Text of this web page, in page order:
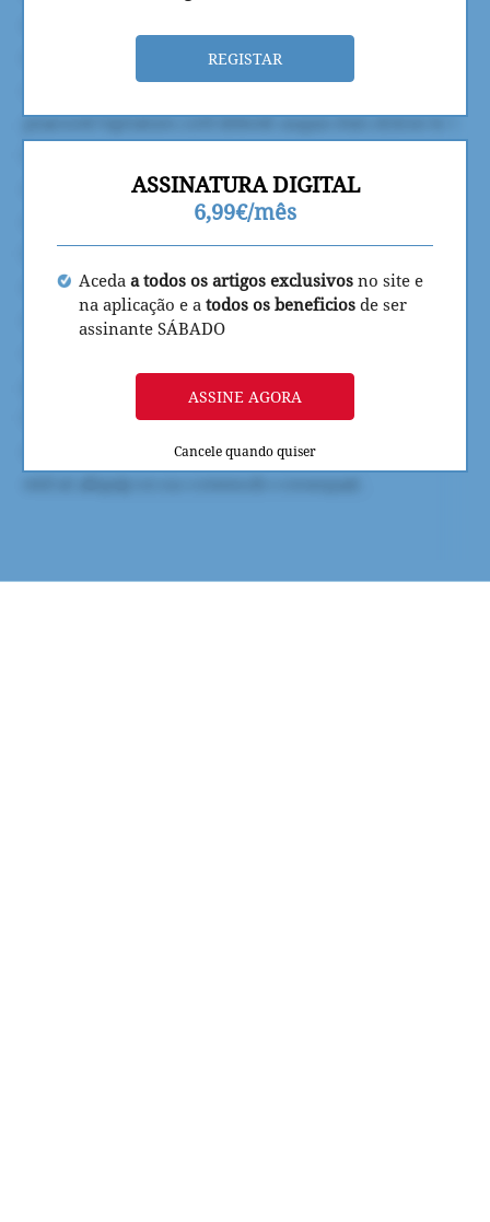
REGISTAR
ASSINATURA DIGITAL
6,99€/mês
Aceda a todos os artigos exclusivos no site e
na aplicação e a todos os beneficios de ser
assinante SÁBADO
ASSINE AGORA
Cancele quando quiser